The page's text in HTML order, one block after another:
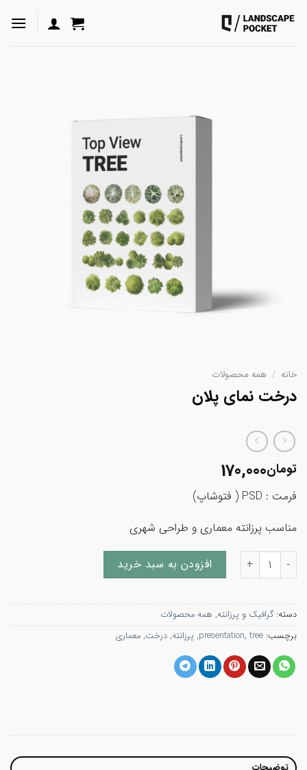
محتوا
خانه / همه محصولات
درخت نمای پلان
تومان170,000
فرمت : PSD ( فتوشاپ)
مناسب پرزانته معماری و طراحی شهری
درخت نمای پلان عدد افزودن به سبد خرید
دسته: گرافیک و پرزانته, همه محصولات
برچسب:
presentation, tree
, پرزانته, درخت, معماری